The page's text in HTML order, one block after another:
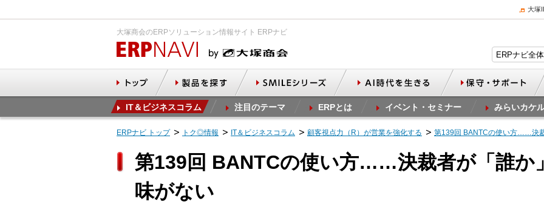
大塚
大塚商会のERPソリューション情報サイト ERPナビ
IT＆ビジネスコラム 注目のテーマ ERPとは イベント・セミナー みらいカケ
ERPナビ トップ トク◎情報 IT＆ビジネスコラム 顧客視点力（R）が営業を強化する 第139回 BANTCの使い方……決
第139回 BANTCの使い方……決裁者が「誰か
味がない